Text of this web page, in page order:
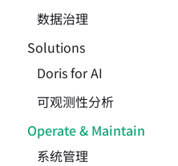
数据治理
Solutions
Doris for AI
可观测性分析
Operate & Maintain
系统管理